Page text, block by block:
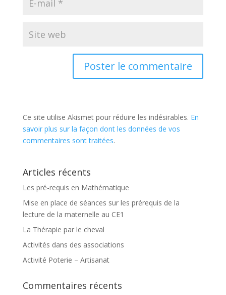
Ce site utilise Akismet pour réduire les indésirables. En
savoir plus sur la façon dont les données de vos
commentaires sont traitées.
Articles récents
Les pré-requis en Mathématique
Mise en place de séances sur les prérequis de la
lecture de la maternelle au CE1
La Thérapie par le cheval
Activités dans des associations
Activité Poterie – Artisanat
Commentaires récents